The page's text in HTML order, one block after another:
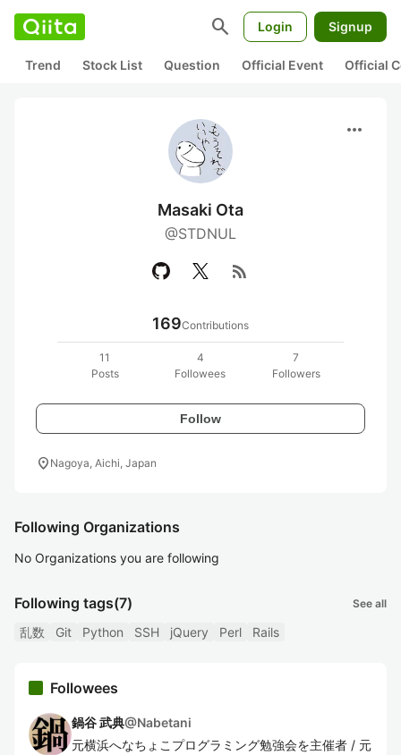
search Login Signup
Trend Stock List Question Official Event Official
more_horiz
Masaki Ota
@STDNUL
rss_feed
169Contributions
11
Posts
4
Followees
7
Followers
Follow
location_on Nagoya, Aichi, Japan
Following Organizations
No Organizations you are following
Following tags(7) See all
乱数 Git Python SSH jQuery Perl Rails
Followees
鍋谷 武典@Nabetani
元横浜へなちょこプログラミング勉強会を主催者 / 元